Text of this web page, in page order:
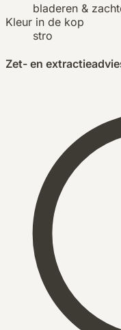
bladeren &
Kleur in de kop
stro
Zet- en